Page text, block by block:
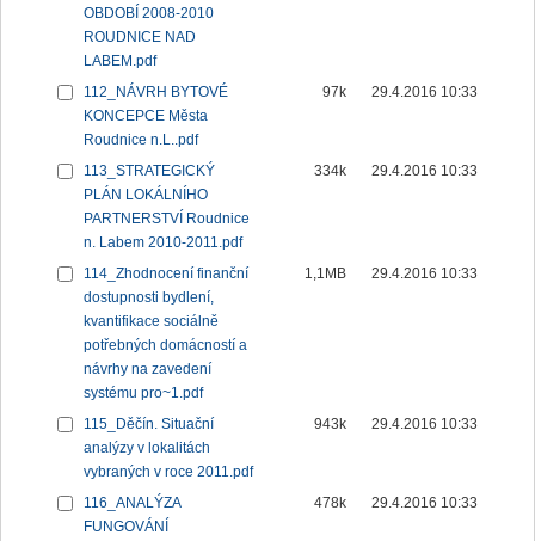
OBDOBÍ 2008-2010
ROUDNICE NAD
LABEM.pdf
112_NÁVRH BYTOVÉ
KONCEPCE Města
Roudnice n.L..pdf
97k 29.4.2016 10:33
113_STRATEGICKÝ
PLÁN LOKÁLNÍHO
PARTNERSTVÍ Roudnice
n. Labem 2010-2011.pdf
334k 29.4.2016 10:33
114_Zhodnocení finanční
dostupnosti bydlení,
kvantifikace sociálně
potřebných domácností a
návrhy na zavedení
systému pro~1.pdf
1,1MB 29.4.2016 10:33
115_Děčín. Situační
analýzy v lokalitách
vybraných v roce 2011.pdf
943k 29.4.2016 10:33
116_ANALÝZA
FUNGOVÁNÍ
478k 29.4.2016 10:33